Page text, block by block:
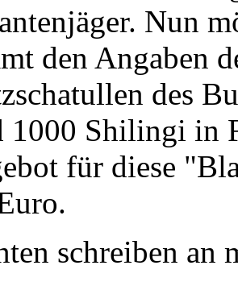
Nun
den Angaben
des
1000 Shilingi in
für diese
schreiben